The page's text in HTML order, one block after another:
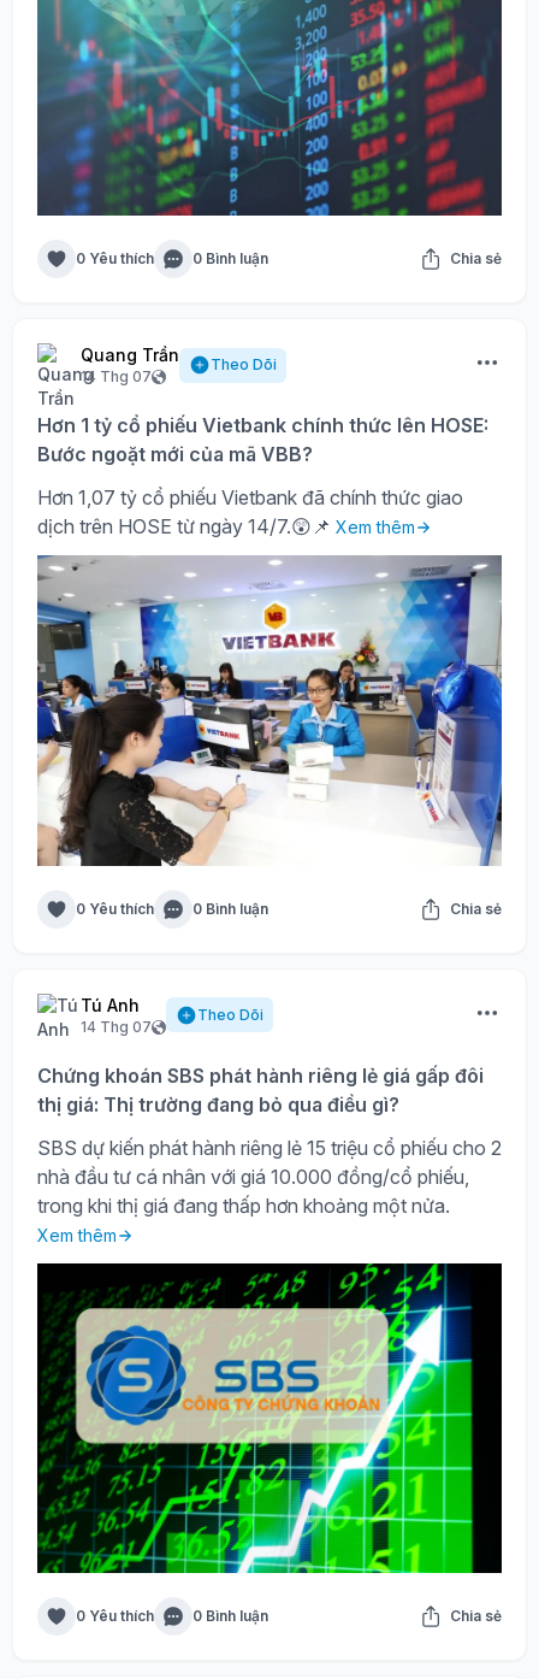
0 Yêu thích 0 Bình luận Chia sẻ
Quang Trần
14 Thg 07
Theo Dõi
Hơn 1 tỷ cổ phiếu Vietbank chính thức lên HOSE:
Bước ngoặt mới của mã VBB?
Hơn 1,07 tỷ cổ phiếu Vietbank đã chính thức giao
dịch trên HOSE từ ngày 14/7.😲📌 Xem thêm
0 Yêu thích 0 Bình luận Chia sẻ
Tú Anh
14 Thg 07
Theo Dõi
Chứng khoán SBS phát hành riêng lẻ giá gấp đôi
thị giá: Thị trường đang bỏ qua điều gì?
SBS dự kiến phát hành riêng lẻ 15 triệu cổ phiếu cho 2
nhà đầu tư cá nhân với giá 10.000 đồng/cổ phiếu,
trong khi thị giá đang thấp hơn khoảng một nửa.
Xem thêm
0 Yêu thích 0 Bình luận Chia sẻ